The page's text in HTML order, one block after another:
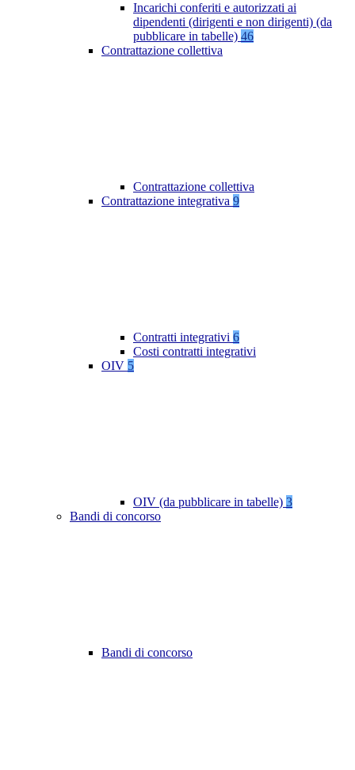
Incarichi conferiti e autorizzati ai
dipendenti (dirigenti e non dirigenti) (da
pubblicare in tabelle) 46
Contrattazione collettiva
Contrattazione collettiva
Contrattazione integrativa 9
Contratti integrativi 6
Costi contratti integrativi
OIV 5
OIV (da pubblicare in tabelle) 3
Bandi di concorso
Bandi di concorso